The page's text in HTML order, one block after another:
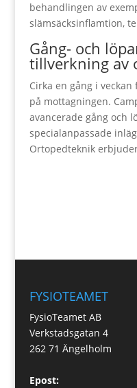
behandlingen av
slämsäcksinflamtion,
Gång- och
tillverkning av
Cirka en gång i
på mottagningen.
avancerade gång och
specialanpassade
Ortopedteknik
FYSIOTEAMET
FysioTeamet AB
Verkstadsgatan 4
262 71 Ängelholm
Epost: